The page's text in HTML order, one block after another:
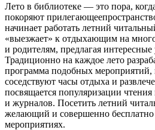
Лето в библиотеке — это пора,
покоряют
начинает работать летний
«выезжает» к отдыхающим на
и родителям, предлагая интересные
Традиционно на каждое лето
программа подобных мероприятий,
соседствуют часы отдыха и
посвящается популяризации
и журналов. Посетить летний
желающий и совершенно бесплатно
мероприятиях.